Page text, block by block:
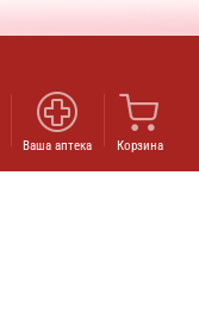
Ваша аптека Корзина